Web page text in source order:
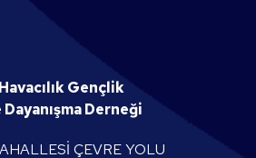
Gençlik
Dayanışma Derneği
ÇEVRE YOLU